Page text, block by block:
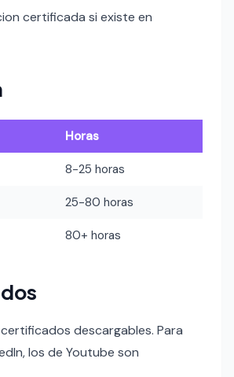
certificada si existe en
Horas
8-25 horas
25-80 horas
80+ horas
descargables. Para
los de Youtube son